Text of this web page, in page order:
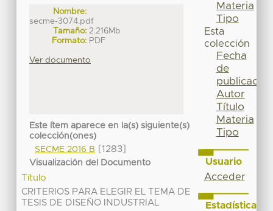
Nombre:
secme-3074.pdf
Tamaño: 2.216Mb
Formato: PDF
Ver documento
Este ítem aparece en la(s) siguiente(s)
colección(ones)
SECME 2016 B
[1283]
Visualización del Documento
Título
CRITERIOS PARA ELEGIR EL TEMA DE
TESIS DE DISEÑO INDUSTRIAL
Materia
Tipo
Esta
colección
Fecha
de
publicación
Autor
Título
Materia
Tipo
Usuario
Acceder
Estadísticas